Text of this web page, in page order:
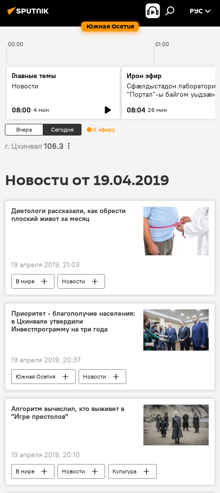
Южная Осетия
РУС
00:00 01:00
Главные темы
Новости
08:00 4 мин
Ирон эфир
Сфæлдыстадон лаборатори
"Портал"-ы байгом уыдзæн
Æхсары куыстыты равдыст
08:04 26 мин
Вчера Сегодня К эфиру
г. Цхинвал 106.3
Новости от 19.04.2019
Диетологи рассказали, как обрести
плоский живот за месяц
19 апреля 2019, 21:03
В мире Новости
Приоритет - благополучие населения:
в Цхинвале утвердили
Инвестпрограмму на три года
19 апреля 2019, 20:37
Южная Осетия
Новости
Экономика
Политика
Алгоритм вычислил, кто выживет в
"Игре престолов"
19 апреля 2019, 20:10
В мире Новости Культура